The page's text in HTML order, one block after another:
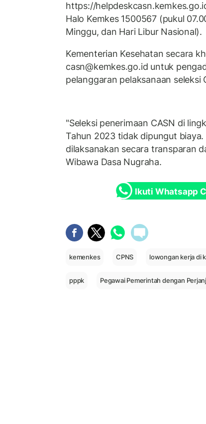
https://
Halo Kemkes 1500567 (pukul
Minggu, dan Hari Libur Nasional).
Kementerian Kesehatan secara
casn@kemkes.go.id untuk
pelanggaran pelaksanaan seleksi
"Seleksi penerimaan CASN di
Tahun 2023 tidak dipungut
dilaksanakan secara transparan
Wibawa Dasa Nugraha.
Ikuti Whatsapp
kemenkes CPNS lowongan kerja di
pppk Pegawai Pemerintah dengan